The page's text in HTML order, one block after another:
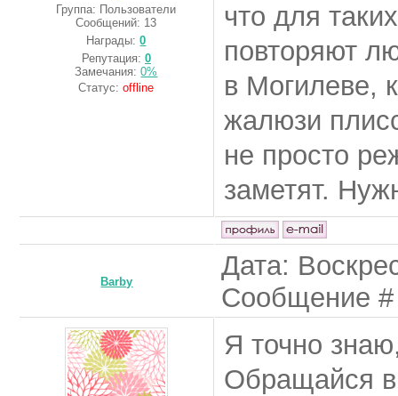
Группа: Пользователи
Сообщений: 13
Награды:0
Репутация: 0
Замечания:0%
Статус:offline
что для
повторяют
в Могилеве,
жалюзи
не просто
заметят.
Barby
Дата:
Сообщение
Я точно
Обращайся